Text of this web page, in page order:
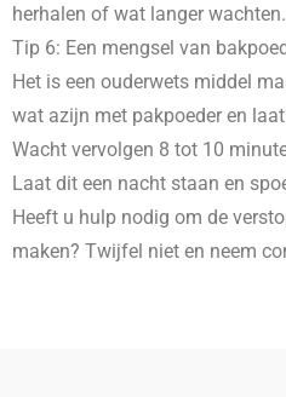
herhalen of wat langer wachten.
Tip 6: Een mengsel van
Het is een ouderwets middel
wat azijn met pakpoeder en
Wacht vervolgen 8 tot 10
Laat dit een nacht staan en
Heeft u hulp nodig om de
maken? Twijfel niet en neem